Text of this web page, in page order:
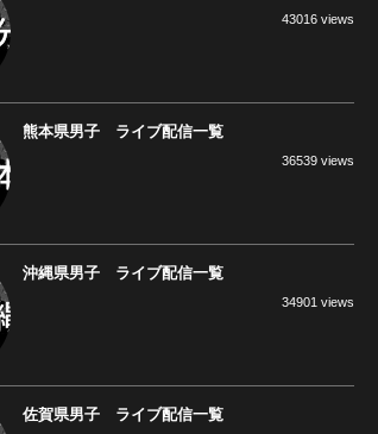
43016 views
熊本県男子 ライブ配信一覧
36539 views
沖縄県男子 ライブ配信一覧
34901 views
佐賀県男子 ライブ配信一覧